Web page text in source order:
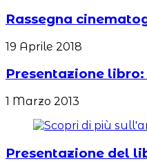
Rassegna
19 Aprile 2018
Presentazione
1 Marzo 2013
Presentazione del